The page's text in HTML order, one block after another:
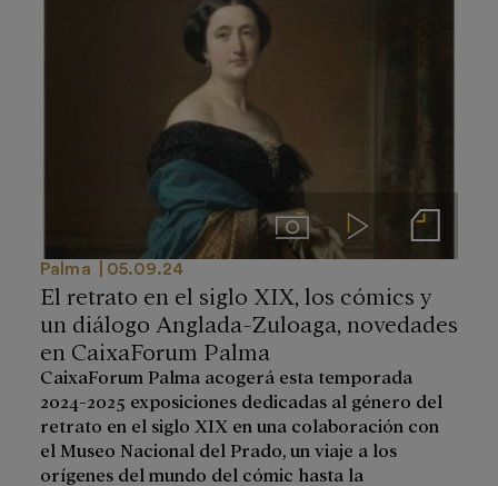
ImágenesVideos Notas de prensa
Palma 05.09.24
El retrato en el siglo XIX, los cómics y
un diálogo Anglada-Zuloaga, novedades
en CaixaForum Palma
CaixaForum Palma acogerá esta temporada
2024-2025 exposiciones dedicadas al género del
retrato en el siglo XIX en una colaboración con
el Museo Nacional del Prado, un viaje a los
orígenes del mundo del cómic hasta la